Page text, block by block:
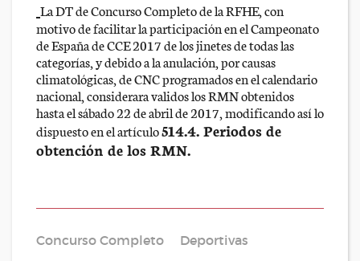
La DT de Concurso Completo de la RFHE, con
motivo de facilitar la participación en el Campeonato
de España de CCE 2017 de los jinetes de todas las
categorías, y debido a la anulación, por causas
climatológicas, de CNC programados en el calendario
nacional, considerara validos los RMN obtenidos
hasta el sábado 22 de abril de 2017, modificando así lo
dispuesto en el artículo514.4. Periodos de
obtención de los RMN.
Concurso Completo Deportivas